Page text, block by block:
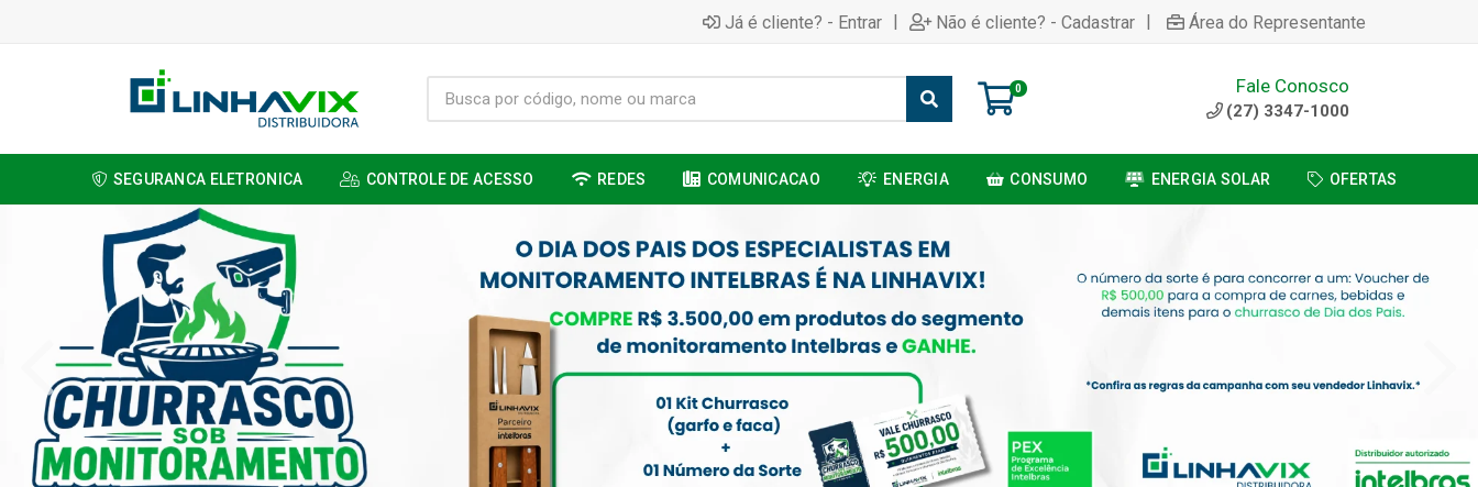
Já é cliente? - Entrar | Não é cliente? - Cadastrar | Área do Representante
0 Fale Conosco
(27) 3347-1000
SEGURANCA ELETRONICA CONTROLE DE ACESSO REDES COMUNICACAO ENERGIA CONSUMO ENERGIA SOLAR OFERTAS